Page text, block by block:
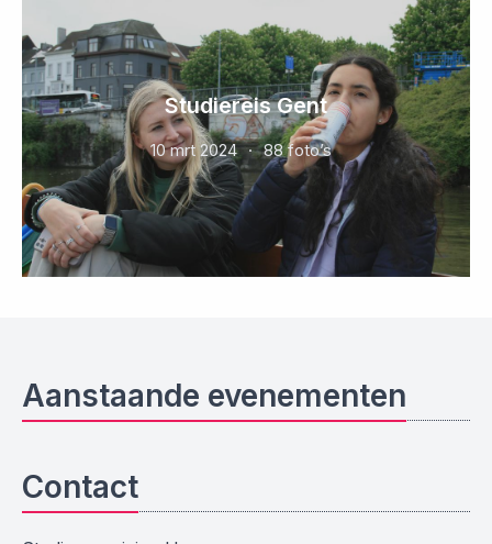
Studiereis Gent
10 mrt 2024 88 foto’s
Aanstaande evenementen
Contact